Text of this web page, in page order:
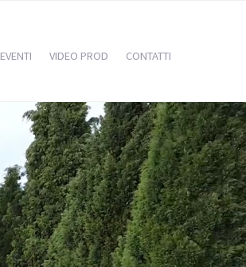
EVENTI VIDEO PROD CONTATTI